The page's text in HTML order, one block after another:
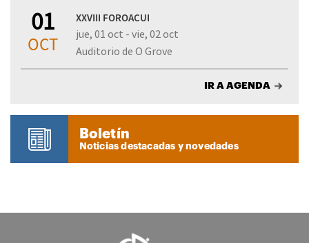
01
OCT
XXVIII FOROACUI
jue, 01 oct - vie, 02 oct
Auditorio de O Grove
IR A AGENDA
Boletín
Noticias destacadas y novedades